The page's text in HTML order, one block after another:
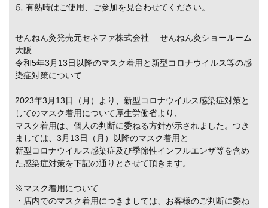
⒌ 有熱時はご使用、ご参加を見合わせてください。
せんねん灸発売元セネファ株式会社 せんねん灸ショールーム
大阪
令和5年3月13日以降のマスク着用と新型コロナウイルス等の感
染症対策について
2023年3月13日（月）より、新型コロナウイルス感染症対策と
してのマスク着用について厚生労働省より、
マスク着用は、個人の判断に委ねる方針が示されました。つき
ましては、3月13日（月）以降のマスク着用と
新型コロナウイルス感染症及び季節性インフルエンザ等を含め
た感染症対策を下記の通りとさせて頂きます。
※マスク着用について
・店内でのマスク着用につきましては、お客様のご判断に委ね